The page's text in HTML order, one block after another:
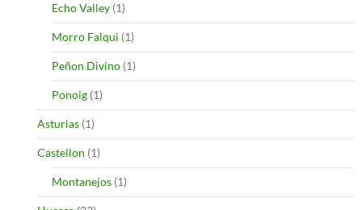
Echo Valley (1)
Morro Falqui (1)
Peñon Divino (1)
Ponoig (1)
Asturias (1)
Castellon (1)
Montanejos (1)